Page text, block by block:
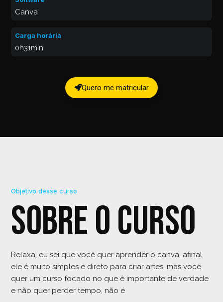
Canva
Carga horária
0h31min
Quero me matricular
Objetivo desse curso
Sobre o curso
Relaxa, eu sei que você quer aprender o canva, afinal,
ele é muito simples e direto para criar artes, mas você
quer um curso focado no que é importante de verdade
e não quer perder tempo, não é